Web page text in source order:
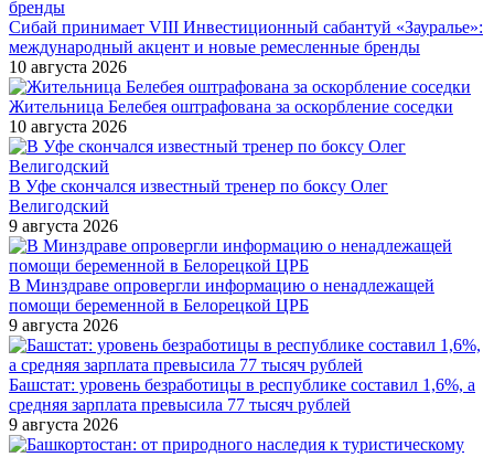
Сибай принимает VIII Инвестиционный сабантуй «Зауралье»:
международный акцент и новые ремесленные бренды
10 августа 2026
Жительница Белебея оштрафована за оскорбление соседки
10 августа 2026
В Уфе скончался известный тренер по боксу Олег
Велигодский
9 августа 2026
В Минздраве опровергли информацию о ненадлежащей
помощи беременной в Белорецкой ЦРБ
9 августа 2026
Башстат: уровень безработицы в республике составил 1,6%, а
средняя зарплата превысила 77 тысяч рублей
9 августа 2026